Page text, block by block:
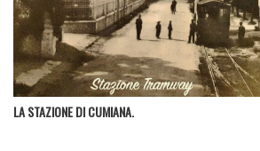
LA STAZIONE DI CUMIANA.